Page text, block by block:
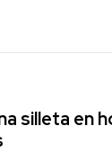
silleta en